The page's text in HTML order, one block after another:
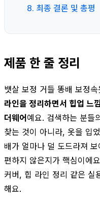
8. 최종 결론 및 총평
제품 한 줄 정리
뱃살 보정 거들 똥배 보정
라인을 정리하면서 힙업 느
더웨어예요. 검색하는 분들
찾는 것이 아니라, 옷을 입
배가 얼마나 덜 도드라져
편하지 않은지가 핵심이에
커버, 힙 라인 정리 같은 실
해요.